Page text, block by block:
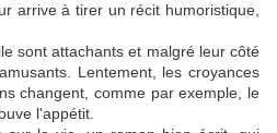
arrive à tirer un récit humoristique,
sont attachants et malgré leur côté
Lentement, les croyances
changent, comme par exemple, le
l'appétit.